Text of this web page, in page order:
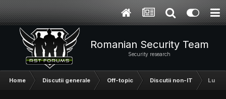
Romanian Security Team
Security research
Home Discutii generale Off-topic Discutii non-IT